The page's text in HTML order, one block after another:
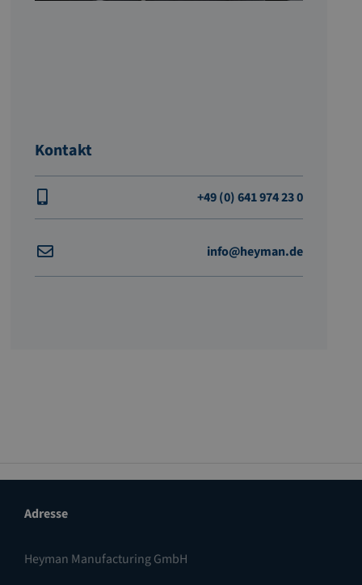
Kontakt
+49 (0) 641 974 23 0
info@heyman.de
Adresse
Heyman Manufacturing GmbH